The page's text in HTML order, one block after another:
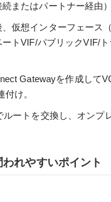
またはパートナー経由）
仮想インターフェース
ートVIF/パブリックVIF/
Gatewayを作成して
け。
ルートを交換し、オンプ
れやすいポイント